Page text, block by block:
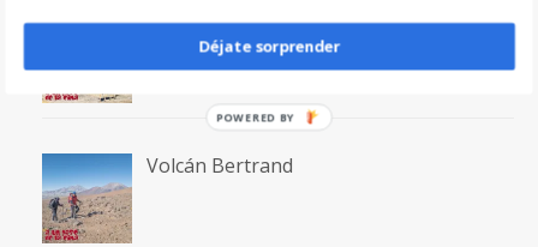
Laguna San Francisco
Volcán Bertrand
Déjate sorprender
POWERED BY